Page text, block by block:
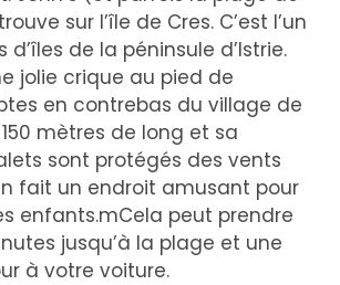
sur l’île de Cres. C’est l’un
de la péninsule d’Istrie.
jolie crique au pied de
en contrebas du village de
mètres de long et sa
sont protégés des vents
fait un endroit amusant pour
enfants.mCela peut prendre
jusqu’à la plage et une
à votre voiture.